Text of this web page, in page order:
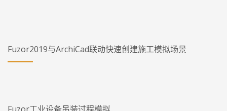
Fuzor2019与ArchiCad联动快速创建施工模拟场景